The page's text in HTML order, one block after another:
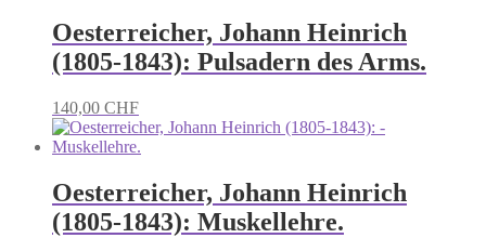
Oesterreicher, Johann Heinrich
(1805-1843): Pulsadern des Arms.
140,00 CHF
Oesterreicher, Johann Heinrich
(1805-1843): Muskellehre.